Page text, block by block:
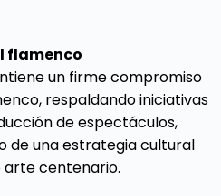
flamenco
un firme compromiso
respaldando iniciativas
de espectáculos,
de una estrategia cultural
centenario.